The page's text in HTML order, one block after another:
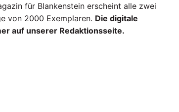
für Blankenstein erscheint alle zwei
von 2000 Exemplaren. Die digitale
auf unserer Redaktionsseite.